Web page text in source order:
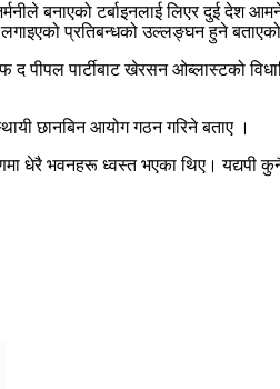
बनाएको टर्बाइनलाई लिएर दुई देश
प्रतिबन्धको उल्लङ्घन हुने
पार्टीबाट खेरसन ओब्लास्टको
छानबिन आयोग गठन गरिने बताए ।
धेरै भवनहरू ध्वस्त भएका थिए। यद्यपी